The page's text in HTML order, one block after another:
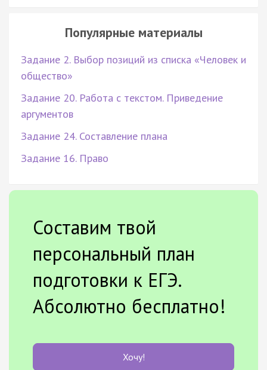
Популярные материалы
Задание 2. Выбор позиций из списка «Человек и
общество»
Задание 20. Работа с текстом. Приведение
аргументов
Задание 24. Составление плана
Задание 16. Право
Составим твой
персональный план
подготовки к ЕГЭ.
Абсолютно бесплатно!
Хочу!